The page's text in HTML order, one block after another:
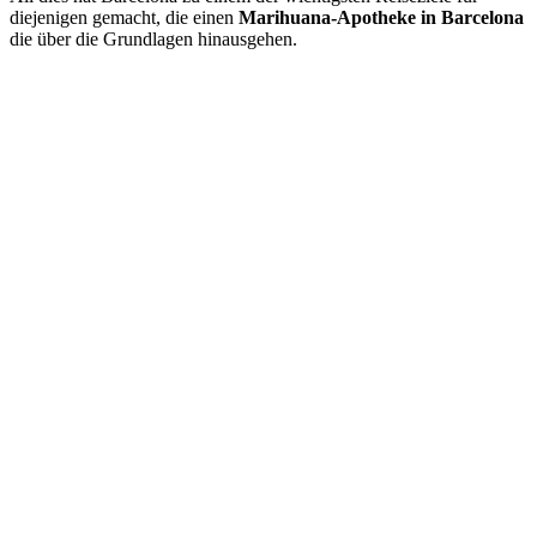
diejenigen gemacht, die einen Marihuana-Apotheke in Barcelona
die über die Grundlagen hinausgehen.